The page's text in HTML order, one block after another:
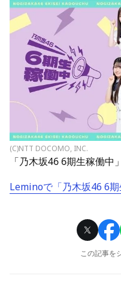
(C)NTT DOCOMO, INC.
「乃木坂46 6期生稼働中
Leminoで「乃木坂46 6
この記事を